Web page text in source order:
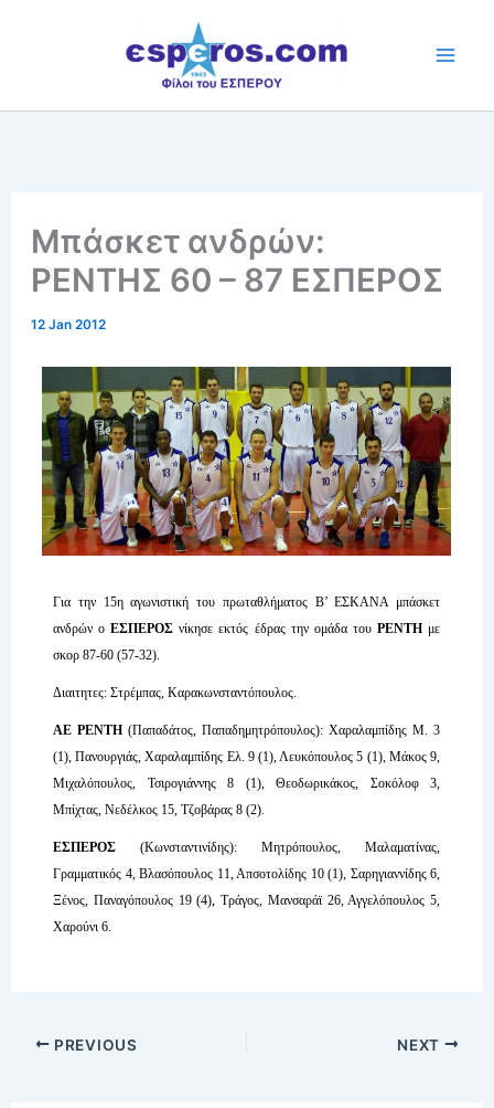
Μπάσκετ ανδρών:
ΡΕΝΤΗΣ 60 – 87 ΕΣΠΕΡΟΣ
12 Jan 2012
Για την 15η αγωνιστική του πρωταθλήματος Β’ ΕΣΚΑΝΑ μπάσκετ
ανδρών οΕΣΠΕΡΟΣ νίκησε εκτός έδρας την ομάδα του ΡΕΝΤΗμε
σκορ 87-60 (57-32).
Διαιτητες: Στρέμπας, Καρακωνσταντόπουλος.
ΑΕ ΡΕΝΤΗ(Παπαδάτος, Παπαδημητρόπουλος): Χαραλαμπίδης Μ. 3
(1), Πανουργιάς, Χαραλαμπίδης Ελ. 9 (1), Λευκόπουλος 5 (1), Μάκος 9,
Μιχαλόπουλος, Τσιρογιάννης 8 (1), Θεοδωρικάκος, Σοκόλοφ 3,
Μπίχτας, Νεδέλκος 15, Τζοβάρας 8 (2).
ΕΣΠΕΡΟΣ (Κωνσταντινίδης): Μητρόπουλος, Μαλαματίνας,
Γραμματικός 4, Βλασόπουλος 11, Απσοτολίδης 10 (1), Σαρηγιαννίδης 6,
Ξένος, Παναγόπουλος 19 (4), Τράγος, Μανσαράϊ 26, Αγγελόπουλος 5,
Χαρούνι 6.
PREVIOUS NEXT